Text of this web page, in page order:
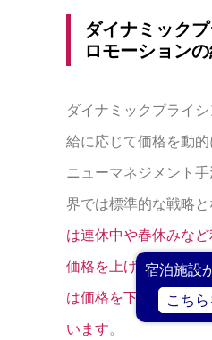
ダイナミック
ロモーション
ダイナミックプライ
給に応じて価格を動
ニューマネジメント
界では標準的な戦略と
は連休中や春休みな
価格を上げ、平日な
は価格を下げること
います。